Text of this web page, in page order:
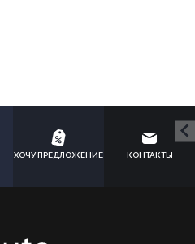
ХОЧУ ПРЕДЛОЖЕНИЕ КОНТАКТЫ